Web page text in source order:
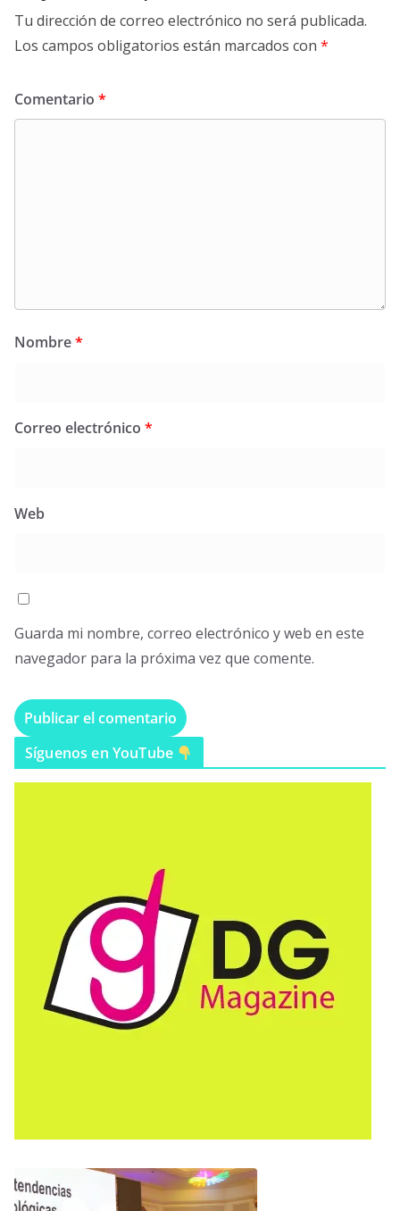
Tu dirección de correo electrónico no será publicada.
Los campos obligatorios están marcados con *
Comentario *
Nombre*
Correo electrónico *
Web
Guarda mi nombre, correo electrónico y web en este
navegador para la próxima vez que comente.
Síguenos en YouTube